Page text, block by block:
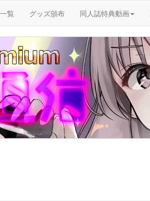
覧 グッズ頒布 同人誌特典動画